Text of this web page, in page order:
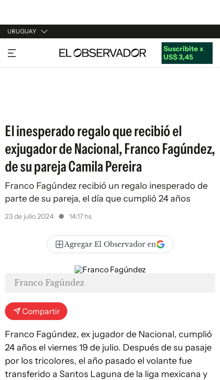
URUGUAY
URUGUAY
ARGENTINA
Suscribite x
US$ 3,45
El inesperado regalo que recibió el
exjugador de Nacional, Franco Fagúndez,
de su pareja Camila Pereira
Franco Fagúndez recibió un regalo inesperado de
parte de su pareja, el día que cumplió 24 años
23 de julio 2024 14:17 hs
Agregar El Observador en
Franco Fagúndez
Compartir
Franco Fagúndez, ex jugador de Nacional, cumplió
24 años el viernes 19 de julio. Después de su pasaje
por los tricolores, el año pasado el volante fue
transferido a Santos Laguna de la liga mexicana y